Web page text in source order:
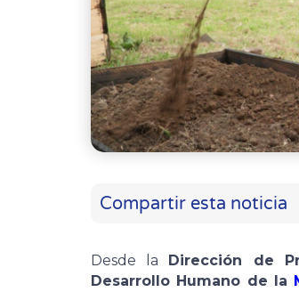
Compartir esta noticia
Desde la Dirección de
Desarrollo Humano de la